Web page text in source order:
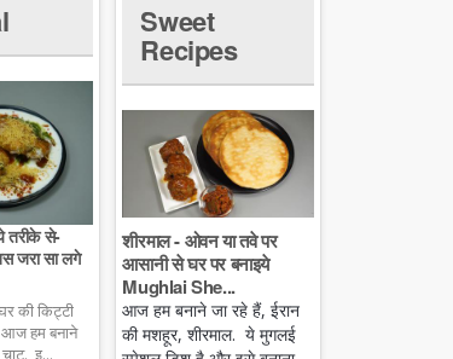
तरीके से-
जरा सा लगे
की किट्टी
आज हम बनाने
इ...
Sweet
Recipes
शीरमाल - ओवन या तवे पर
आसानी से घर पर बनाइये
Mughlai She...
आज हम बनाने जा रहे हैं, ईरान
की मशहूर, शीरमाल. ये मुगलई